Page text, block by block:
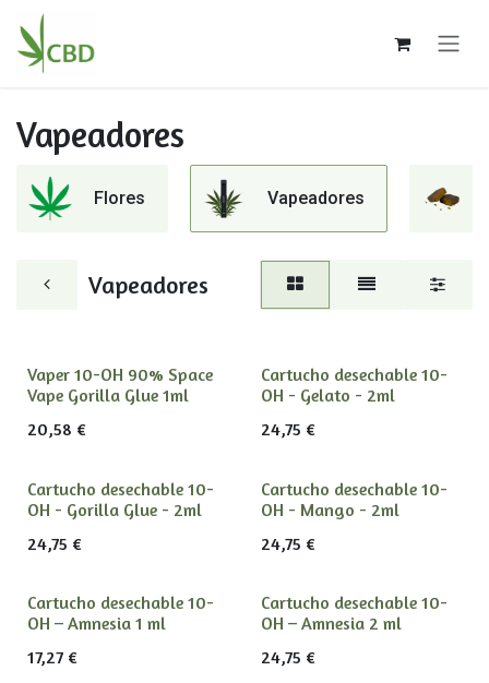
Ir al contenido
Vapeadores
Flores Vapeadores
Vapeadores
Vaper 10-OH 90% Space
Vape Gorilla Glue 1ml
20,58 €
Cartucho desechable 10-
OH - Gelato - 2ml
24,75 €
Cartucho desechable 10-
OH - Gorilla Glue - 2ml
24,75 €
Cartucho desechable 10-
OH - Mango - 2ml
24,75 €
Cartucho desechable 10-
OH – Amnesia 1 ml
17,27 €
Cartucho desechable 10-
OH – Amnesia 2 ml
24,75 €